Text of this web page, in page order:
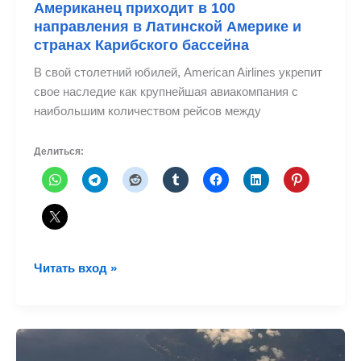
Американец приходит в 100
направления в Латинской Америке и
странах Карибского бассейна
В свой столетний юбилей, American Airlines укрепит
свое наследие как крупнейшая авиакомпания с
наибольшим количеством рейсов между
Делиться:
Американец
Читать вход »